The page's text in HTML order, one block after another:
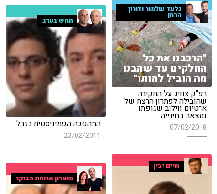
גלעד שלמור ודורון
הרמן
"הרכבנו את כל
החלקים עד שהבנו
מה הוביל למותו"
רפ"ק צוויג על החקירה
שהובילה לפתרון הרצח של
ארטיום ווילוב שגופתו
נמצאה בחירייה
07/02/2018
חמש בערב
המהפכה הפמיניסטית בזבל
23/02/2011
חיים יבין
מועדון ארוחת הבוקר